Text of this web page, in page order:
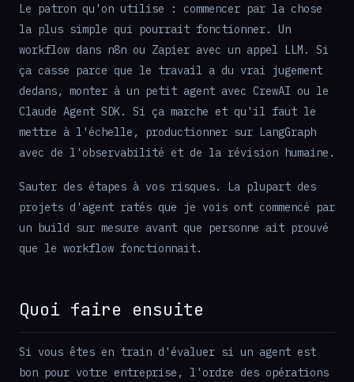
Le patron qu'on utilise : commencer par la chose
la plus simple qui pourrait fonctionner. Un
workflow dans n8n ou Zapier avec un appel LLM. Si
ça casse parce que le travail a du vrai jugement
dedans, monter à un petit agent avec CrewAI ou le
Claude Agent SDK. Si ça marche et qu'il faut le
mettre à l'échelle, productionner sur LangGraph
avec de l'observabilité et de la révision humaine.
Sauter des étapes à vos risques. La plupart des
projets d'agent ratés que je vois ont commencé par
un build sur mesure avant que personne ait prouvé
que le workflow fonctionnait.
Quoi faire ensuite
Si vous êtes en train d'évaluer si un agent est
bon pour votre entreprise, l'ordre des opérations